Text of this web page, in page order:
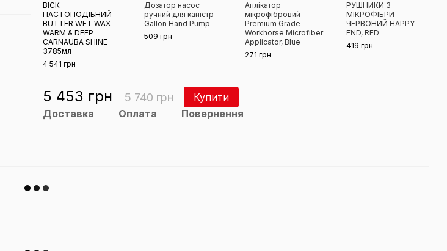
ВІСК
ПАСТОПОДІБНИЙ
BUTTER WET WAX
WARM & DEEP
CARNAUBA SHINE -
3785мл
4 541 грн
Дозатор насос
ручний для каністр
Gallon Hand Pump
509 грн
Аплікатор
мікрофібровий
Premium Grade
Workhorse Microfiber
Applicator, Blue
271 грн
РУШНИКИ З
МІКРОФІБРИ
ЧЕРВОНИЙ HAPPY
END, RED
419 грн
5 453 грн 5 740 грн
Купити
Доставка
Оплата Повернення